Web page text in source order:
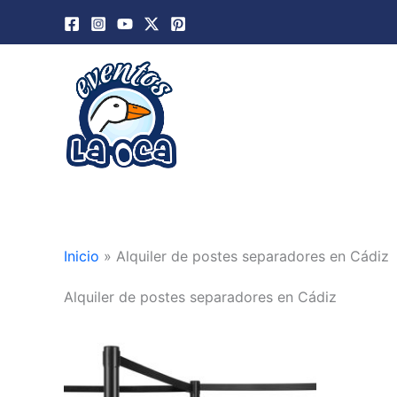
Inicio » Alquiler de postes separadores en Cádiz
Alquiler de postes separadores en Cádiz